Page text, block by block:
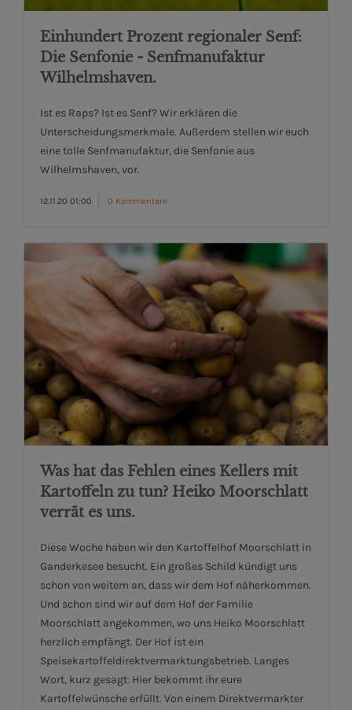
Einhundert Prozent regionaler Senf:
Die Senfonie - Senfmanufaktur
Wilhelmshaven.
Ist es Raps? Ist es Senf? Wir erklären die
Unterscheidungsmerkmale. Außerdem stellen wir euch
eine tolle Senfmanufaktur, die Senfonie aus
Wilhelmshaven, vor.
12.11.20 01:00 0 Kommentare
Was hat das Fehlen eines Kellers mit
Kartoffeln zu tun? Heiko Moorschlatt
verrät es uns.
Diese Woche haben wir den Kartoffelhof Moorschlatt in
Ganderkesee besucht. Ein großes Schild kündigt uns
schon von weitem an, dass wir dem Hof näherkommen.
Und schon sind wir auf dem Hof der Familie
Moorschlatt angekommen, wo uns Heiko Moorschlatt
herzlich empfängt. Der Hof ist ein
Speisekartoffeldirektvermarktungsbetrieb. Langes
Wort, kurz gesagt: Hier bekommt ihr eure
Kartoffelwünsche erfüllt. Von einem Direktvermarkter